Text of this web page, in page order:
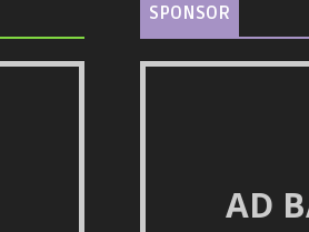
SPONSOR
AD